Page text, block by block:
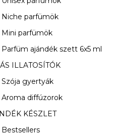
Niche parfümök
Mini parfümök
Parfüm ajándék szett 6x5 ml
ILLATOSÍTÓK
Szója gyertyák
Aroma diffúzorok
KÉSZLET
Bestsellers